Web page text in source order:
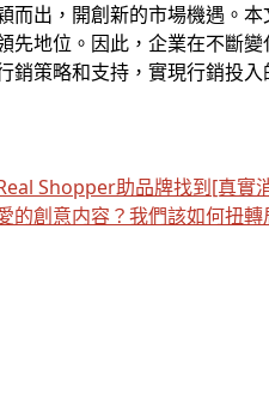
而出，開創新的市場機遇。
先地位。因此，企業在不斷
銷策略和支持，實現行銷投入
Shopper助品牌找到[真實
的創意内容？我們該如何扭轉